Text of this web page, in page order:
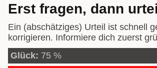
Erst fragen, dann
Ein (abschätziges) Urteil ist schnell
korrigieren. Informiere dich zuerst
Glück: 75 %